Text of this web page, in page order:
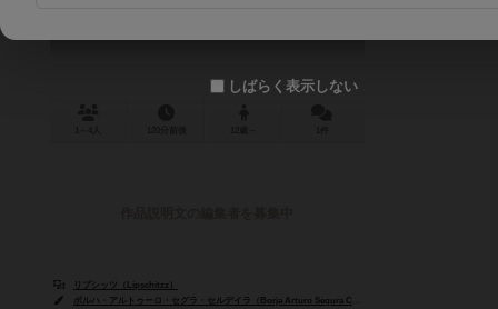
リプシッツ（Lipschitzz）
ボルハ・アルトゥーロ・セグラ・セルデイラ（Borja Arturo Segura Cerdeira）
しばらく表示しない